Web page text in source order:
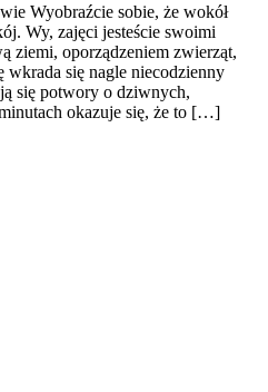
Wyobraźcie sobie, że wokół
Wy, zajęci jesteście swoimi
ziemi, oporządzeniem zwierząt,
wkrada się nagle niecodzienny
się potwory o dziwnych,
okazuje się, że to […]